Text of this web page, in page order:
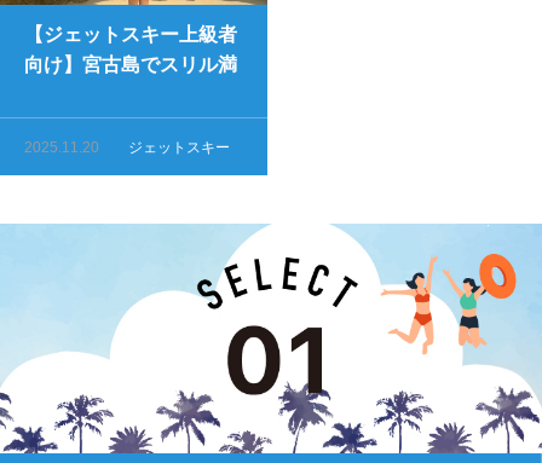
【ジェットスキー上級者
向け】宮古島でスリル満
2025.11.20 ジェットスキー